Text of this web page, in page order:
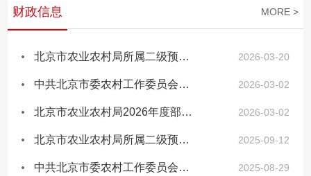
财政信息 MORE >
北京市农业农村局所属二级预算单位2026年预算信息 2026-03-20
中共北京市委农村工作委员会2026年度部门预算信息公开 2026-03-02
北京市农业农村局2026年度部门预算信息公开 2026-03-02
北京市农业农村局所属二级预算单位2024年决算信息 2025-09-12
中共北京市委农村工作委员会2024年度部门决算公开 2025-08-29